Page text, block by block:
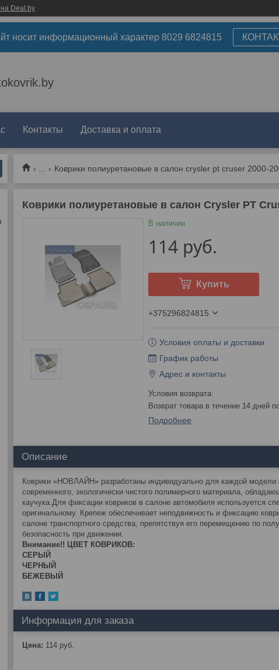
Deal.by
носит информационный характер 8029 6824815
Контакты Доставка и оплата
Коврики полиуретановые в салон crysler pt cruser 2000-
Коврики полиуретановые в салон Crysler PT
В наличии
114 руб.
Купить
+375296824815
Условия оплаты и доставки
График работы
Адрес и контакты
возврат товара в течение 14 дней
Подробнее
Описание
Коврики «НОВЛАЙН» разработаны индивидуально для каждой модели
современного, экологически чистого полимерного материала,
каучука.Для фиксации ковриков в салоне автомобиля используется
оригинальному. Крепеж обеспечивает неподвижность и фиксацию
салоне транспортного средства, препятствуя его перемещению по
безопасность при движении.
Внимание!! ЦВЕТ КОВРИКОВ:
СЕРЫЙ
ЧЕРНЫЙ
БЕЖЕВЫЙ
Информация для заказа
Цена: 114 руб.